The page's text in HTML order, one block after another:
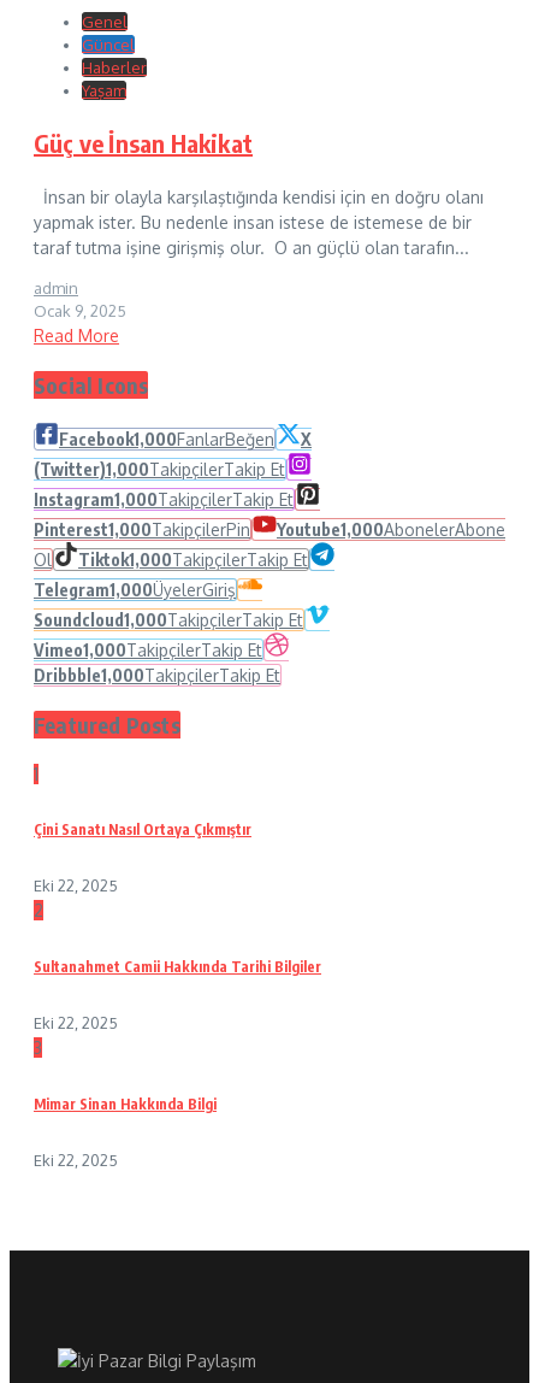
Genel
Güncel
Haberler
Yaşam
Güç ve İnsan Hakikat
İnsan bir olayla karşılaştığında kendisi için en doğru olanı
yapmak ister. Bu nedenle insan istese de istemese de bir
taraf tutma işine girişmiş olur. O an güçlü olan tarafın...
admin
Ocak 9, 2025
Read More
Social Icons
Facebook1,000FanlarBeğen
X
(Twitter)1,000TakipçilerTakip Et
Instagram1,000TakipçilerTakip Et
Pinterest1,000TakipçilerPin Youtube1,000AbonelerAbone
Ol
Tiktok1,000TakipçilerTakip Et
Telegram1,000ÜyelerGiriş
Soundcloud1,000TakipçilerTakip Et
Vimeo1,000TakipçilerTakip Et
Dribbble1,000TakipçilerTakip Et
Featured Posts
1
Çini Sanatı Nasıl Ortaya Çıkmıştır
Eki 22, 2025
2
Sultanahmet Camii Hakkında Tarihi Bilgiler
Eki 22, 2025
3
Mimar Sinan Hakkında Bilgi
Eki 22, 2025